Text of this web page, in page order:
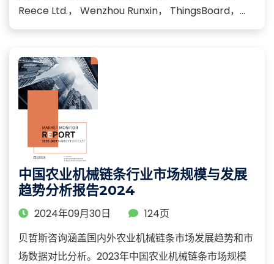
Reece Ltd.， Wenzhou Runxin， ThingsBoard，...
中国农业机械链条行业市场规模与发展
趋势分析报告2024
2024年09月30日
124页
贝哲斯咨询涵盖国内外农业机械链条市场发展趋势和市
场数据对比分析。2023年中国农业机械链条市场规模